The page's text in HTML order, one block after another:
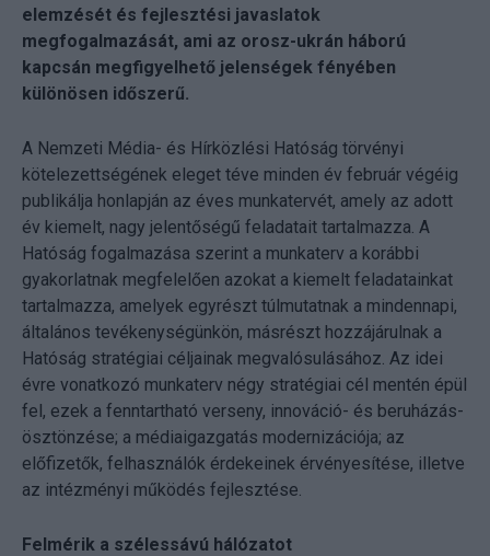
elemzését és fejlesztési javaslatok
megfogalmazását, ami az orosz-ukrán háború
kapcsán megfigyelhető jelenségek fényében
különösen időszerű.
A Nemzeti Média- és Hírközlési Hatóság törvényi
kötelezettségének eleget téve minden év február végéig
publikálja honlapján az éves munkatervét, amely az adott
év kiemelt, nagy jelentőségű feladatait tartalmazza. A
Hatóság fogalmazása szerint a munkaterv a korábbi
gyakorlatnak megfelelően azokat a kiemelt feladatainkat
tartalmazza, amelyek egyrészt túlmutatnak a mindennapi,
általános tevékenységünkön, másrészt hozzájárulnak a
Hatóság stratégiai céljainak megvalósulásához. Az idei
évre vonatkozó munkaterv négy stratégiai cél mentén épül
fel, ezek a fenntartható verseny, innováció- és beruházás-
ösztönzése; a médiaigazgatás modernizációja; az
előfizetők, felhasználók érdekeinek érvényesítése, illetve
az intézményi működés fejlesztése.
Felmérik a szélessávú hálózatot